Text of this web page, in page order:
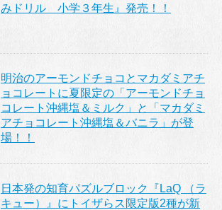
みドリル 小学３年生』発売！！
明治のアーモンドチョコとマカダミアチ
ョコレートに夏限定の「アーモンドチョ
コレート沖縄塩＆ミルク」と「マカダミ
アチョコレート沖縄塩＆バニラ」が登
場！！
日本発の知育パズルブロック『LaQ （ラ
キュー）』にトイザらス限定版2種が新